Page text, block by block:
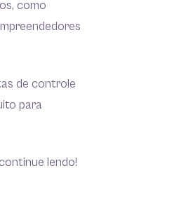
como
de controle
para
lendo!